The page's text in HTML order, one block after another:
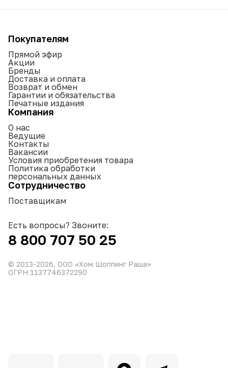
Покупателям
Прямой эфир
Акции
Бренды
Доставка и оплата
Возврат и обмен
Гарантии и обязательства
Печатные издания
Компания
О нас
Ведущие
Контакты
Вакансии
Условия приобретения товара
Политика обработки
персональных данных
Сотрудничество
Поставщикам
Есть вопросы? Звоните:
8 800 707 50 25
© 2013-2026. ООО «Хом Шоппинг Раша»
ОГРН 1137746372290